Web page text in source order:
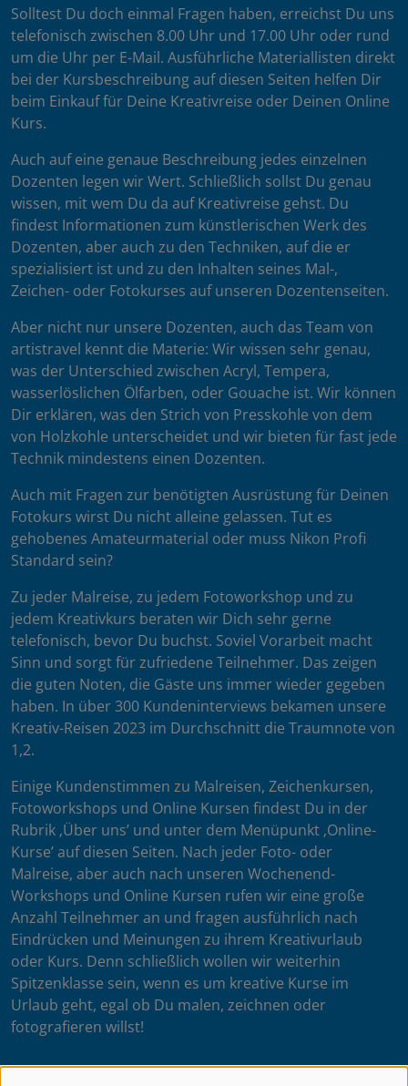
Solltest Du doch einmal Fragen haben, erreichst Du uns
telefonisch zwischen 8.00 Uhr und 17.00 Uhr oder rund
um die Uhr per E-Mail. Ausführliche Materiallisten direkt
bei der Kursbeschreibung auf diesen Seiten helfen Dir
beim Einkauf für Deine Kreativreise oder Deinen Online
Kurs.
Auch auf eine genaue Beschreibung jedes einzelnen
Dozenten legen wir Wert. Schließlich sollst Du genau
wissen, mit wem Du da auf Kreativreise gehst. Du
findest Informationen zum künstlerischen Werk des
Dozenten, aber auch zu den Techniken, auf die er
spezialisiert ist und zu den Inhalten seines Mal-,
Zeichen- oder Fotokurses auf unseren Dozentenseiten.
Aber nicht nur unsere Dozenten, auch das Team von
artistravel kennt die Materie: Wir wissen sehr genau,
was der Unterschied zwischen Acryl, Tempera,
wasserlöslichen Ölfarben, oder Gouache ist. Wir können
Dir erklären, was den Strich von Presskohle von dem
von Holzkohle unterscheidet und wir bieten für fast jede
Technik mindestens einen Dozenten.
Auch mit Fragen zur benötigten Ausrüstung für Deinen
Fotokurs wirst Du nicht alleine gelassen. Tut es
gehobenes Amateurmaterial oder muss Nikon Profi
Standard sein?
Zu jeder Malreise, zu jedem Fotoworkshop und zu
jedem Kreativkurs beraten wir Dich sehr gerne
telefonisch, bevor Du buchst. Soviel Vorarbeit macht
Sinn und sorgt für zufriedene Teilnehmer. Das zeigen
die guten Noten, die Gäste uns immer wieder gegeben
haben. In über 300 Kundeninterviews bekamen unsere
Kreativ-Reisen 2023 im Durchschnitt die Traumnote von
1,2.
Einige Kundenstimmen zu Malreisen, Zeichenkursen,
Fotoworkshops und Online Kursen findest Du in der
Rubrik ‚Über uns’ und unter dem Menüpunkt ‚Online-
Kurse’ auf diesen Seiten. Nach jeder Foto- oder
Malreise, aber auch nach unseren Wochenend-
Workshops und Online Kursen rufen wir eine große
Anzahl Teilnehmer an und fragen ausführlich nach
Eindrücken und Meinungen zu ihrem Kreativurlaub
oder Kurs. Denn schließlich wollen wir weiterhin
Spitzenklasse sein, wenn es um kreative Kurse im
Urlaub geht, egal ob Du malen, zeichnen oder
fotografieren willst!